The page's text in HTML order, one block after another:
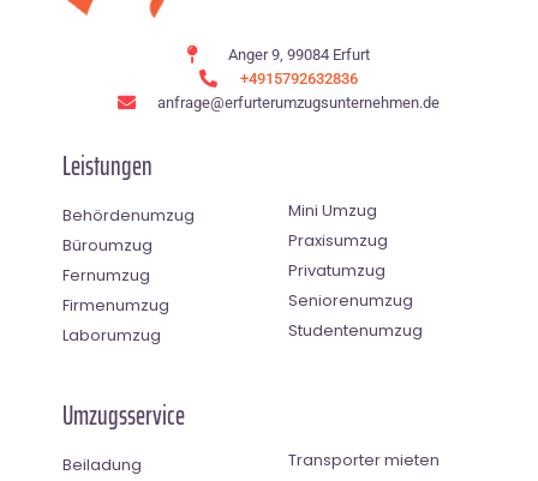
Anger 9, 99084 Erfurt
+4915792632836
anfrage@erfurterumzugsunternehmen.de
Leistungen
Behördenumzug
Büroumzug
Fernumzug
Firmenumzug
Laborumzug
Mini Umzug
Praxisumzug
Privatumzug
Seniorenumzug
Studentenumzug
Umzugsservice
Beiladung
Transporter mieten